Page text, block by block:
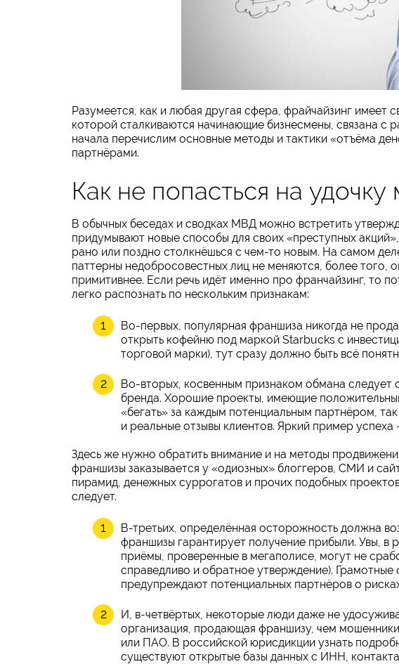
Разумеется, как и любая другая сфера, фрайчайзинг имеет
которой сталкиваются начинающие бизнесмены, связана с
начала перечислим основные методы и тактики «отъёма
партнёрами.
Как не попасться на
В обычных беседах и сводках МВД можно встретить
придумывают новые способы для своих «преступных
рано или поздно столкнёшься с чем-то новым. На самом
паттерны недобросовестных лиц не меняются, более того,
примитивнее. Если речь идёт именно про франчайзинг, то
легко распознать по нескольким признакам:
Во-первых, популярная франшиза никогда не
открыть кофейню под маркой Starbucks c
торговой марки), тут сразу должно быть всё
Во-вторых, косвенным признаком обмана следует
бренда. Хорошие проекты, имеющие
«бегать» за каждым потенциальным партнёром,
и реальные отзывы клиентов. Яркий пример успеха
Здесь же нужно обратить внимание и на методы
франшизы заказывается у «одиозных» блоггеров, СМИ и
пирамид, денежных суррогатов и прочих подобных
следует.
В-третьих, определённая осторожность должна
франшизы гарантирует получение прибыли. Увы, в
приёмы, проверенные в мегаполисе, могут не
справедливо и обратное утверждение).
предупреждают потенциальных партнёров о
И, в-четвёртых, некоторые люди даже не
организация, продающая франшизу, чем
или ПАО. В российской юрисдикции узнать
существуют открытые базы данных с ИНН,